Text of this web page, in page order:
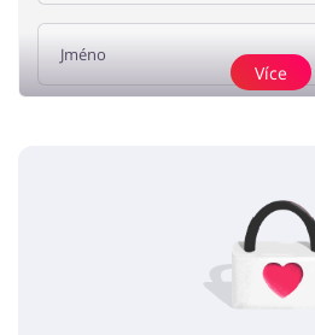
Žádné elementy
Více